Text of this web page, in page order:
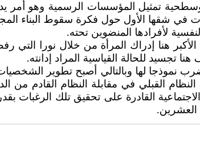
وسطحية تمثيل المؤسسات الرسمية
في شقها الأول حول فكرة سقوط البناء
لأفرادها المنضوين تحته.
الأكبر هنا إدراك المرأة من خلال نورا
تجسيد للحالة القياسية المراد إدانته.
لها وبالتالي أصبح تطوير الشخصيات
القبلي في مقابلة النظام القادم من
القادرة على تحقيق تلك الرغبات